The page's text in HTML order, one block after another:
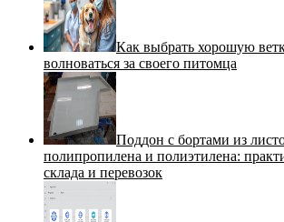
Как выбрать хорошую
волноваться за своего питомца
Поддон с бортами из
полипропилена и полиэтилена:
склада и перевозок